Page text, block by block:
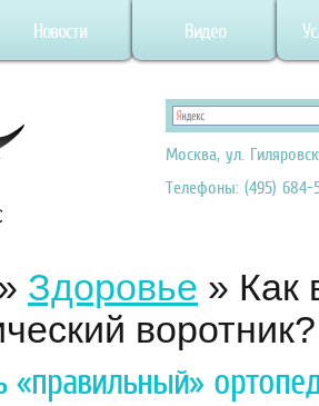
Новости Видео
Москва, ул.
Телефоны: (495) 684-
Здоровье » Как
воротник?
«правильный»